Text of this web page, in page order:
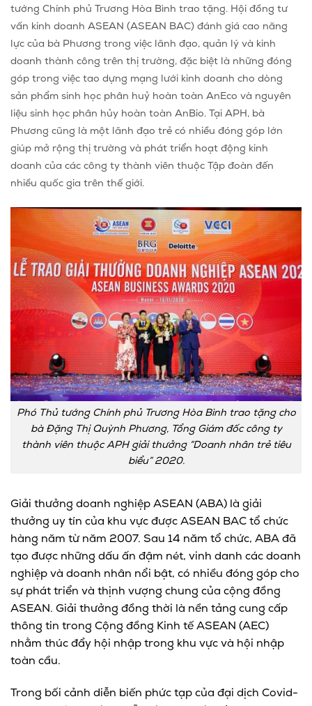
tướng Chính phủ Trương Hòa Bình trao tặng. Hội đồng tư
vấn kinh doanh ASEAN (ASEAN BAC) đánh giá cao năng
lực của bà Phương trong việc lãnh đạo, quản lý và kinh
doanh thành công trên thị trường, đặc biệt là những đóng
góp trong việc tao dựng mạng lưới kinh doanh cho dòng
sản phẩm sinh học phân huỷ hoàn toàn AnEco và nguyên
liệu sinh học phân hủy hoàn toàn AnBio. Tại APH, bà
Phương cũng là một lãnh đạo trẻ có nhiều đóng góp lớn
giúp mở rộng thị trường và phát triển hoạt động kinh
doanh của các công ty thành viên thuộc Tập đoàn đến
nhiều quốc gia trên thế giới.
Phó Thủ tướng Chính phủ Trương Hòa Bình trao tặng cho
bà Đặng Thị Quỳnh Phương, Tổng Giám đốc công ty
thành viên thuộc APH giải thưởng “Doanh nhân trẻ tiêu
biểu” 2020.
Giải thưởng doanh nghiệp ASEAN (ABA) là giải
thưởng uy tín của khu vực được ASEAN BAC tổ chức
hàng năm từ năm 2007. Sau 14 năm tổ chức, ABA đã
tạo được những dấu ấn đậm nét, vinh danh các doanh
nghiệp và doanh nhân nổi bật, có nhiều đóng góp cho
sự phát triển và thịnh vượng chung của cộng đồng
ASEAN. Giải thưởng đồng thời là nền tảng cung cấp
thông tin trong Cộng đồng Kinh tế ASEAN (AEC)
nhằm thúc đẩy hội nhập trong khu vực và hội nhập
toàn cầu.
Trong bối cảnh diễn biến phức tạp của đại dịch Covid-